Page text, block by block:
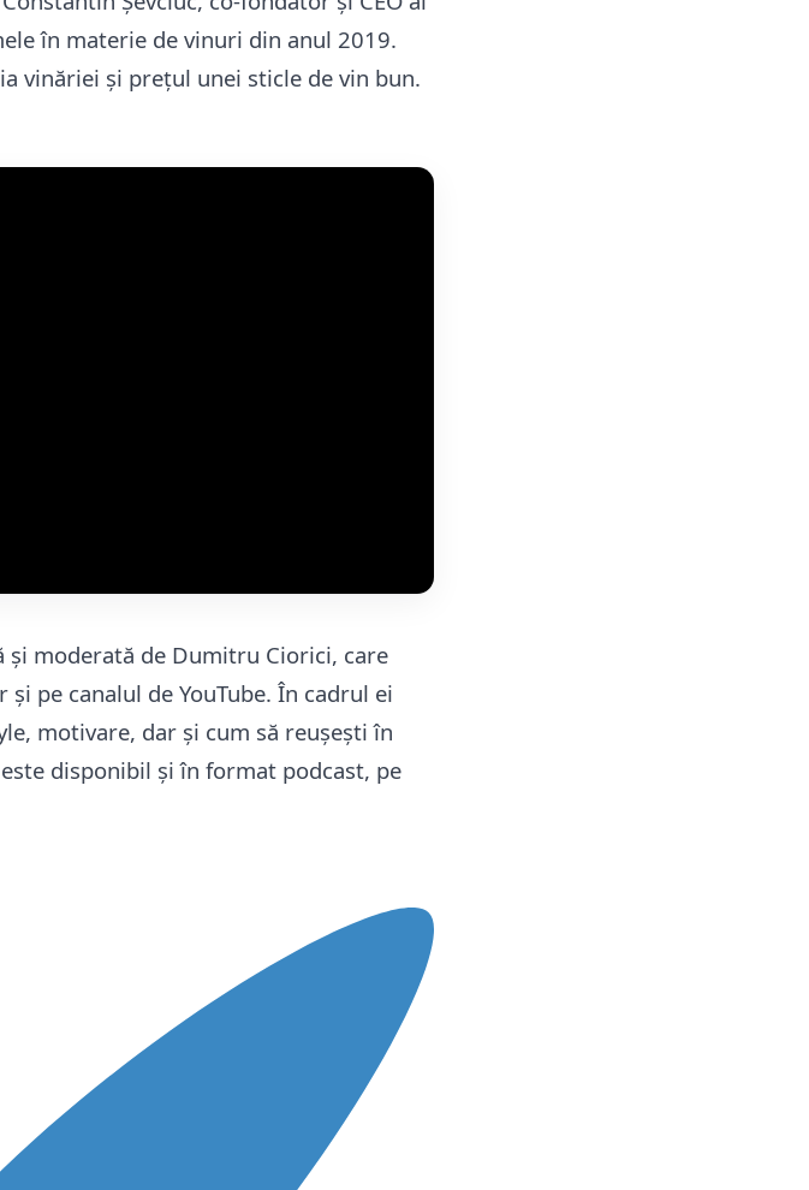
în materie de vinuri din anul 2019.
vinăriei și prețul unei sticle de vin bun.
și moderată de Dumitru Ciorici, care
pe canalul de YouTube. În cadrul ei
motivare, dar și cum să reușești în
disponibil și în format podcast, pe